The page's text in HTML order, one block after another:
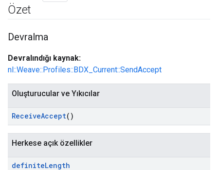
Özet
Devralma
Devralındığı kaynak:
nl::Weave::Profiles::BDX_Current::SendAccept
Oluşturucular ve Yıkıcılar
ReceiveAccept()
Herkese açık özellikler
definiteLength